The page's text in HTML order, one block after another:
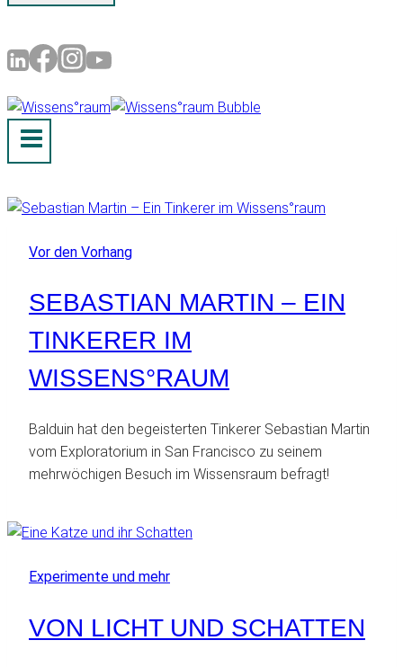
Vor den Vorhang
SEBASTIAN MARTIN – EIN
TINKERER IM
WISSENS°RAUM
Balduin hat den begeisterten Tinkerer Sebastian Martin
vom Exploratorium in San Francisco zu seinem
mehrwöchigen Besuch im Wissensraum befragt!
Experimente und mehr
VON LICHT UND SCHATTEN